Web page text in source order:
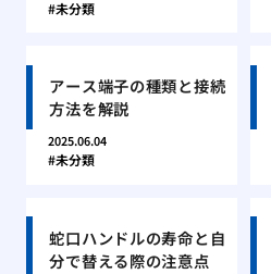
未分類
アース端子の種類と接続
方法を解説
2025.06.04
未分類
蛇口ハンドルの寿命と自
分で替える際の注意点